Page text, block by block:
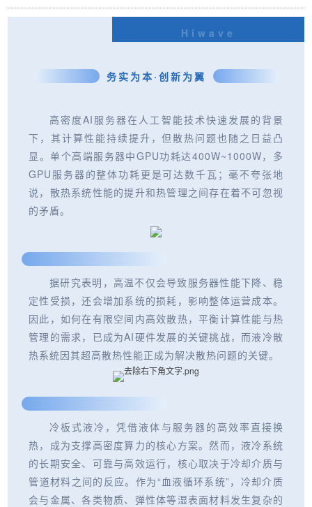
Hiwave
务实为本·创新为翼
高密度AI服务器在人工智能技术快速发展的背景
下，其计算性能持续提升，但散热问题也随之日益凸
显。单个高端服务器中GPU功耗达400W~1000W，多
GPU服务器的整体功耗更是可达数千瓦；毫不夸张地
说，散热系统性能的提升和热管理之间存在着不可忽视
的矛盾。
据研究表明，高温不仅会导致服务器性能下降、稳
定性受损，还会增加系统的损耗，影响整体运营成本。
因此，如何在有限空间内高效散热，平衡计算性能与热
管理的需求，已成为AI硬件发展的关键挑战，而液冷散
热系统因其超高散热性能正成为解决散热问题的关键。
冷板式液冷，凭借液体与服务器的高效率直接换
热，成为支撑高密度算力的核心方案。然而，液冷系统
的长期安全、可靠与高效运行，核心取决于冷却介质与
管道材料之间的反应。作为“血液循环系统”，冷却介质
会与金属、各类物质、弹性体等湿表面材料发生复杂的